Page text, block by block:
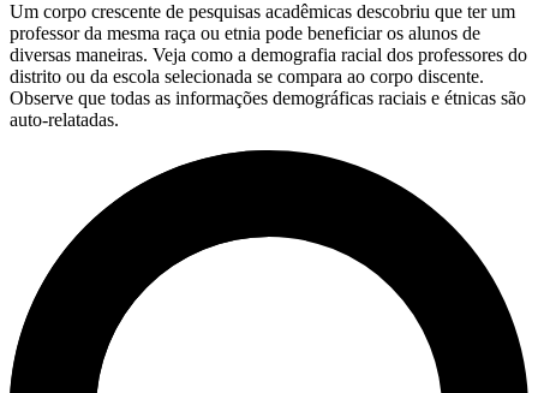
Um corpo crescente de pesquisas acadêmicas descobriu que ter um
professor da mesma raça ou etnia pode beneficiar os alunos de
diversas maneiras. Veja como a demografia racial dos professores do
distrito ou da escola selecionada se compara ao corpo discente.
Observe que todas as informações demográficas raciais e étnicas são
auto-relatadas.